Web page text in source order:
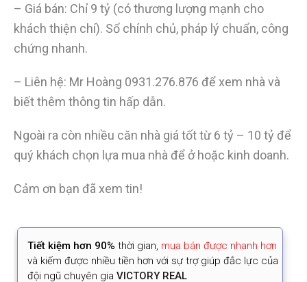
– Giá bán: Chỉ 9 tỷ (có thương lượng mạnh cho
khách thiện chí). Sổ chính chủ, pháp lý chuẩn, công
chứng nhanh.
– Liên hệ: Mr Hoàng 0931.276.876 để xem nhà và
biết thêm thông tin hấp dẫn.
Ngoài ra còn nhiều căn nhà giá tốt từ 6 tỷ – 10 tỷ để
quý khách chọn lựa mua nhà để ở hoặc kinh doanh.
Cảm ơn bạn đã xem tin!
Tiết kiệm hơn 90% thời gian, mua bán được nhanh hơn
và kiếm được nhiều tiền hơn với sự trợ giúp đắc lực của
đội ngũ chuyên gia VICTORY REAL